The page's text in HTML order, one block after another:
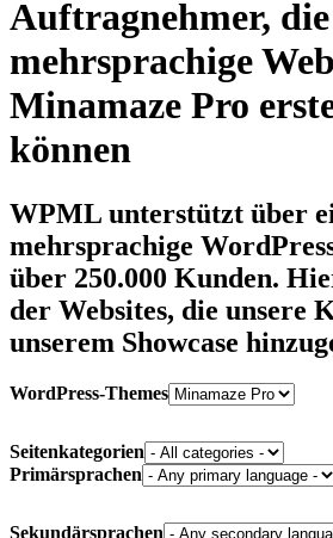
Auftragnehmer, die
mehrsprachige
Minamaze Pro
können
WPML unterstützt über
mehrsprachige
über 250.000 Kunden.
der Websites, die unsere
unserem Showcase
WordPress-Themes
Seitenkategorien
Primärsprachen
Sekundärsprachen